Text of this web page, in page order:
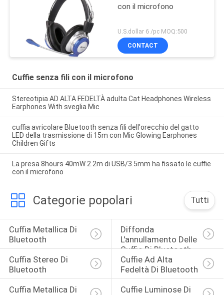
con il microfono
U.S.dollar 6 /pc MOQ:500
CONTACT
Cuffie senza fili con il microfono
Stereotipia AD ALTA FEDELTÀ adulta Cat Headphones Wireless
Earphones With sveglia Mic
cuffia avricolare Bluetooth senza fili dell'orecchio del gatto
LED della trasmissione di 15m con Mic Glowing Earphones
Children Gifts
La presa 8hours 40mW 2.2m di USB/3.5mm ha fissato le cuffie
con il microfono
Categorie popolari Tutti
Cuffia Metallica Di
Bluetooth
Diffonda
L'annullamento Delle
Cuffie Di Bluetooth
Cuffia Stereo Di
Bluetooth
Cuffie Ad Alta
Fedeltà Di Bluetooth
Cuffia Metallica Di
Cuffie Luminose Di